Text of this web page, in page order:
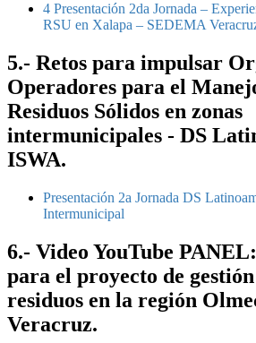
4 Presentación 2da Jornada –
RSU en Xalapa – SEDEMA
5.- Retos para impulsar
Operadores para el
Residuos Sólidos en zonas
intermunicipales - DS
ISWA.
Presentación 2a Jornada DS
Intermunicipal
6.- Video YouTube
para el proyecto de
residuos en la región
Veracruz.